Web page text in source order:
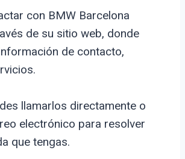
con BMW Barcelona
de su sitio web, donde
de contacto,
llamarlos directamente o
electrónico para resolver
que tengas.